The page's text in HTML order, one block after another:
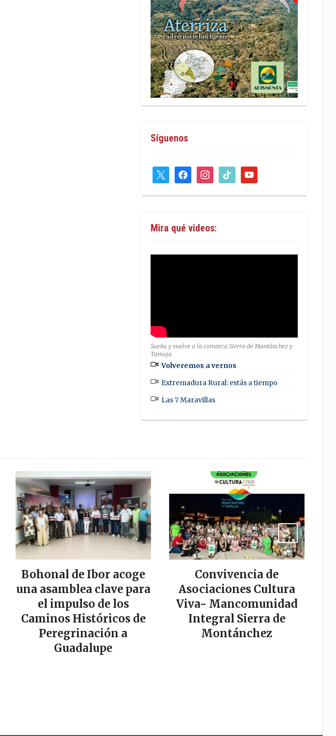
Síguenos
facebookinstagram
tiktok youtube
Mira qué videos:
Sueña y vuelve a la comarca Sierra de Montánchez y
Tamuja
Volveremos a vernos
Extremadura Rural: estás a tiempo
Las 7 Maravillas
Bohonal de Ibor acoge
una asamblea clave para
el impulso de los
Caminos Históricos de
Peregrinación a
Guadalupe
Convivencia de
Asociaciones Cultura
Viva- Mancomunidad
Integral Sierra de
Montánchez